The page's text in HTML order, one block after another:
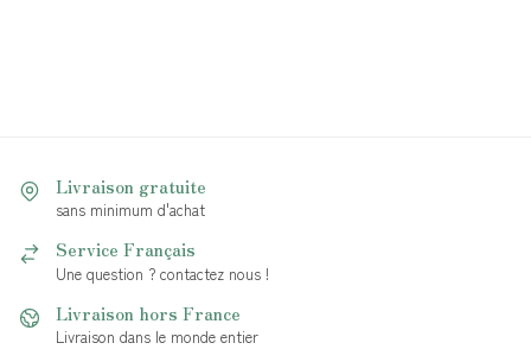
Livraison gratuite
sans minimum d'achat
Service Français
Une question ? contactez nous !
Livraison hors France
Livraison dans le monde entier